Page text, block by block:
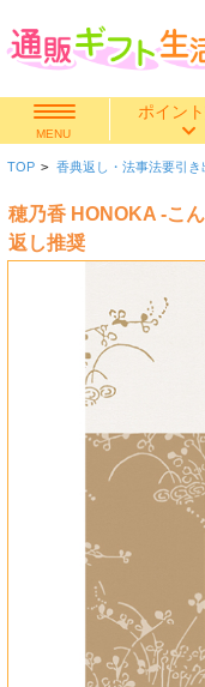
MENU
ポイン
快気祝い
香典返し
結婚内祝い
初盆・新盆
TOP > 香典返し・法事法要引き
穂乃香 HONOKA -こ
返し推奨